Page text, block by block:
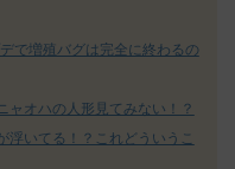
で増殖バグは完全に終わるの
ャオハの人形見てみない！？
浮いてる！？これどういうこ